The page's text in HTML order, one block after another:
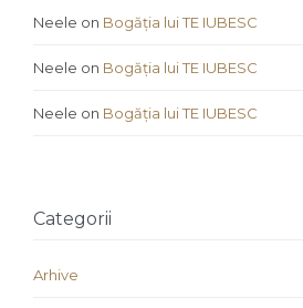
Neele on Bogăția lui TE IUBESC
Neele on Bogăția lui TE IUBESC
Neele on Bogăția lui TE IUBESC
Categorii
Arhive